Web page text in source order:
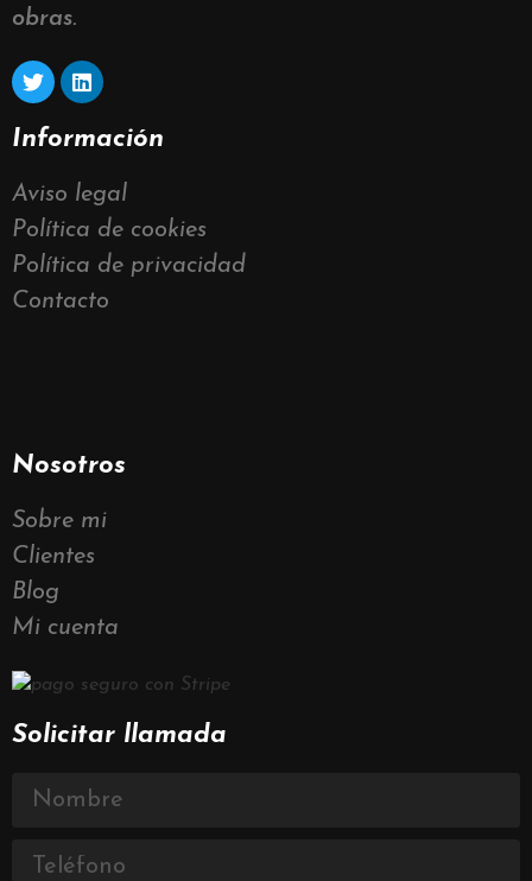
obras.
Información
Aviso legal
Política de cookies
Política de privacidad
Contacto
Nosotros
Sobre mi
Clientes
Blog
Mi cuenta
Solicitar llamada